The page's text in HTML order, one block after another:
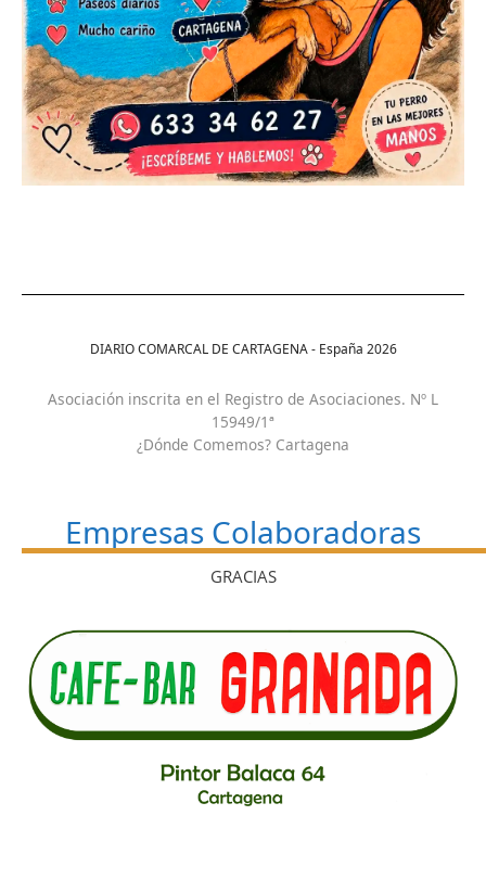
DIARIO COMARCAL DE CARTAGENA - España 2026
Asociación inscrita en el Registro de Asociaciones. Nº L
15949/1ª
¿Dónde Comemos? Cartagena
Empresas Colaboradoras
GRACIAS